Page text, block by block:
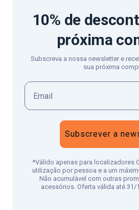
10% de
próxima
Subscreva a nossa newsletter e
sua próxima
Subscrever a
*Válido apenas para localizadores
utilização por pessoa e a um
Não acumulável com outras
acessórios. Oferta válida até 31/